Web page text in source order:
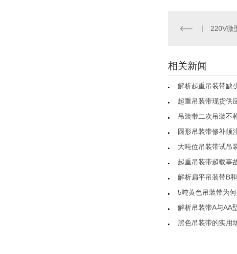
220V微
相关新闻
解析起重吊装带缺
起重吊装带现货供
吊装带二次吊装不
圆形吊装带修补须
大吨位吊装带试吊
起重吊装带超载事
解析扁平吊装带B
5吨黄色吊装带为
解析吊装带A与AA
黑色吊装带的实用